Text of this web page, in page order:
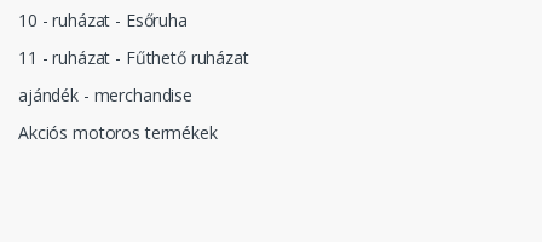
10 - ruházat - Esőruha
11 - ruházat - Fűthető ruházat
ajándék - merchandise
Akciós motoros termékek